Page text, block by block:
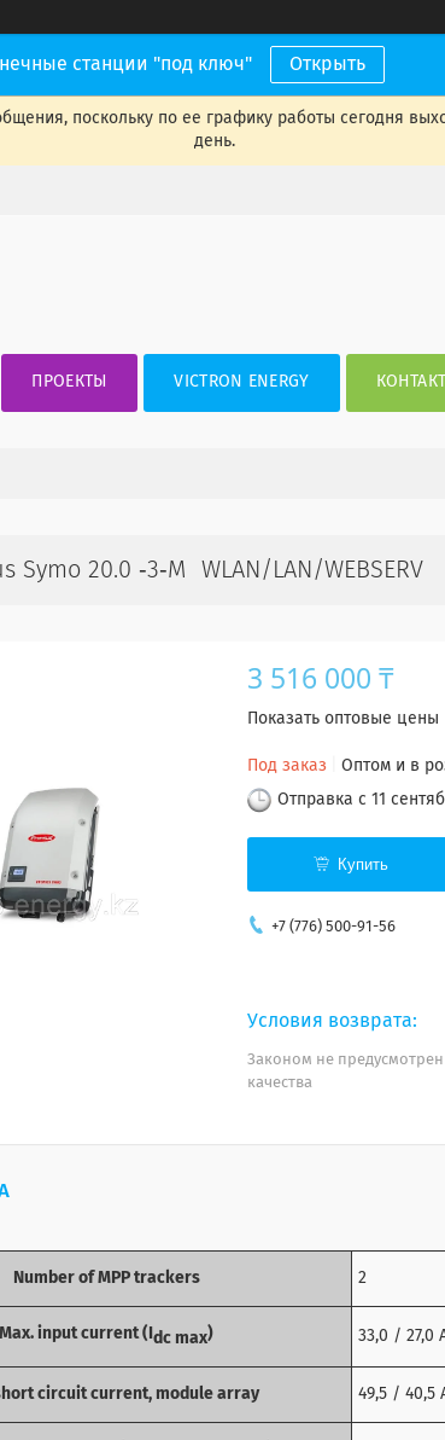
станции "под ключ" Открыть
поскольку по ее графику работы сегодня
день.
ПРОЕКТЫ VICTRON ENERGY
Symo 20.0 ‐3‐M WLAN/LAN/WEBSERV
3 516 000 ₸
Показать оптовые цены
Под заказ
Оптом и в
Отправка с 11
Купить
+7 (776) 500-91-56
Законом не
качества
Number of MPP trackers 2
Max. input current (I dc max) 33,0 / 27,0
circuit current, module array 49,5 / 40,5